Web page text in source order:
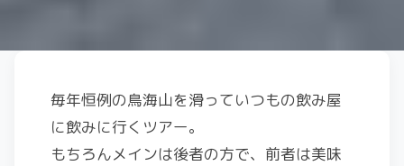
毎年恒例の鳥海山を滑っていつもの飲み屋
に飲みに行くツアー。
もちろんメインは後者の方で、前者は美味